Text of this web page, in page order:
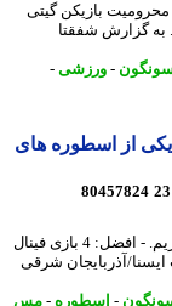
بازیکن گیتی
گزارش شفقتا
-ورزشی -
از اسطوره های
کار ما هنوز تمام نشده و چهار بازی فینال مانند پیش رو داریم. - افضل: 4 بازی فینال
آذربایجان شرقی
-اسطوره-مس